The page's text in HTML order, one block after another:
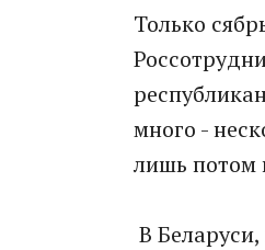
Только
много -
лишь потом
В